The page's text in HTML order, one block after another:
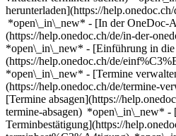
herunterladen](https://
*open\_in\_new* - [In der OneDoc-
(https://help.onedoc.ch/de/in-der-
*open\_in\_new* - [Einführung in
(https://help.onedoc.ch/de/
*open\_in\_new* - [Termine verwalten](https://help.onedoc.ch/de/termine-verwalten) *open\_in\_new* - [Termine absagen](https://help.onedoc.ch/de/online-gebuchte-termine-absagen) *open\_in\_new* - [Ich erhalte keine Terminbestätigung](https://help.onedoc.ch/de/ich-erhalte-keine-terminbest%C3%A4tigung) *open\_in\_new* [Alle unsere Artikel anzeigen *open\_in\_new*](https://help.onedoc.ch/de/) close ## Ihre Suche bearbeiten ![Haus mit Pluszeichen, das anzeigt, dass eine Konsultation vor Ort möglich ist](https://www.onedoc.ch/assets/images/icons/on-site.svg) Vor Ort ![Kamera mit Play-Symbol, die anzeigt, dass eine Konsultation per Video aus der Ferne möglich ist](https://www.onedoc.ch/assets/images/icons/remote.svg) Virtuell Suche #### Fachrichtung #### Gesundheitsfachperson #### Einrichtung edit Reiseberatung in Liestal tune Filter Neue Patienten*keyboard\_arrow\_down* - Zugelassen*check\_circle* Gesprochene Sprachen*keyboard\_arrow\_down* - Albanisch*check\_circle* - Deutsch*check\_circle* - Englisch*check\_circle* - Französisch*check\_circle* - Italienisch*check\_circle* - Portugiesisch*check\_circle* - Russisch*check\_circle* - Spanisch*check\_circle* - Tamil*check\_circle* - Türkisch*check\_circle* Geschlecht*keyboard\_arrow\_down* - Weiblich*check\_circle* - Männlich*check\_circle* Netzwerk*keyboard\_arrow\_down* - HAV Angenstein*check\_circle* - Medbase*check\_circle* Verfügbarkeit*keyboard\_arrow\_down* - Heute*check\_circle* - In den nächsten 3 Tagen*check\_circle* - In den nächsten 7 Tagen*check\_circle* - In den nächsten 14 Tagen*check\_circle* # __Reiseberatung__ in __Liestal__: Buchen Sie heute Ihren Termin online ## 8 Ergebnisse in Liestal [![Dr. Gözde Polat, Fachärztin für Allgemeine Innere Medizin in Liestal](https://assets.onedoc.ch/images/users/7b8e9f71a4d3c6af6314d8fd139fd35c71b13e632733cb8adae19bc2ee03353c-small.jpg "Dr. Gözde Polat, Fachärztin für Allgemeine Innere Medizin in Liestal")](https://www.onedoc.ch/de/facharztin-fur-allgemeine-innere-medizin/liestal/pcszr/dr-gozde-polat) ### [Dr. Gözde Polat](https://www.onedoc.ch/de/facharztin-fur-allgemeine-innere-medizin/liestal/pcszr/dr-gozde-polat) [Fachärztin für Allgemeine Innere Medizin](https://www.onedoc.ch/de/facharzt-fur-allgemeine-innere-medizin/liestal) [Ärztezentrum Liestal](https://www.onedoc.ch/de/medizinische-praxis/liestal/ebao1/arztezentrum-liestal) Arisdörferstrasse 8 4410 Liestal ![Dr. Gözde Polat ist bei HAV Angenstein angeschlossen](https://assets.onedoc.ch/images/networks/logos/55b0ec631457079ab70e956eb6b896034de2975044669e776e57127bb3515cd1-small.png) ![Patient mit Pluszeichen, der anzeigt, dass neue Patienten angenommen werden](https://www.onedoc.ch/assets/images/icons/new-patients.svg)Akzeptiert neue Patienten [Termin buchen](https://www.onedoc.ch/de/facharztin-fur-allgemeine-innere-medizin/liestal/pcszr/dr-gozde-polat) Expertisen: Reiseberatung, [Grippe | Influenza | Grippesymptome | Schnupfen](https://www.onedoc.ch/de/grippe-influenza-grippesymptome-schnupfen/liestal), [Verkehrsmedizinische Kontrolluntersuchung STUFE 1](https://www.onedoc.ch/de/verkehrsmedizinische-kontrolluntersuchung-stufe-1/liestal), [Ozontherapie](https://www.onedoc.ch/de/ozontherapie/liestal), [Langzeit COVID](https://www.onedoc.ch/de/langzeit-covid/liestal), [Impfberatung](https://www.onedoc.ch/de/impfberatung/liestal), [Lyme-Krankheit | Lyme-Borreliose](https://www.onedoc.ch/de/lyme-krankheit-lyme-borreliose/liestal)Mehr anzeigen *chevron\_left* Mo. 03 Aug. *chevron\_right* Mehr Termine anzeigen *error\_outline* Beim Laden der Verfügbarkeiten ist ein Fehler aufgetreten [Erneut versuchen](https://www.onedoc.ch) Expertisen: Reiseberatung, [Grippe | Influenza | Grippesymptome | Schnupfen](https://www.onedoc.ch/de/grippe-influenza-grippesymptome-schnupfen/liestal), [Verkehrsmedizinische Kontrolluntersuchung STUFE 1](https://www.onedoc.ch/de/verkehrsmedizinische-kontrolluntersuchung-stufe-1/liestal), [Ozontherapie](https://www.onedoc.ch/de/ozontherapie/liestal), [Langzeit COVID](https://www.onedoc.ch/de/langzeit-covid/liestal), [Impfberatung](https://www.onedoc.ch/de/impfberatung/liestal), [Lyme-Krankheit | Lyme-Borreliose](https://www.onedoc.ch/de/lyme-krankheit-lyme-borreliose/liestal)Mehr anzeigen [![Dr. med. Kateryna Alt-Pershyna, Fachärztin für Allgemeine Innere Medizin in Liestal](https://assets.onedoc.ch/images/users/8794484015a04fa39368d10b68a5580ce3c7e1e239d98bf62041ba8e13e44825-small.jpg "Dr. med. Kateryna Alt-Pershyna, Fachärztin für Allgemeine Innere Medizin in Liestal")](https://www.onedoc.ch/de/facharztin-fur-allgemeine-innere-medizin/liestal/pcsee/dr-med-kateryna-alt-pershyna) ### [Dr. med. Kateryna Alt-Pershyna](https://www.onedoc.ch/de/facharztin-fur-allgemeine-innere-medizin/liestal/pcsee/dr-med-kateryna-alt-pershyna) [Fachärztin für Allgemeine Innere Medizin](https://www.onedoc.ch/de/facharzt-fur-allgemeine-innere-medizin/liestal) [Ärztezentrum Liestal](https://www.onedoc.ch/de/medizinische-praxis/liestal/ebao1/arztezentrum-liestal) Arisdörferstrasse 8 4410 Liestal ![Patient mit Pluszeichen, der anzeigt, dass neue Patienten angenommen werden](https://www.onedoc.ch/assets/images/icons/new-patients.svg)Akzeptiert neue Patienten [Termin buchen](https://www.onedoc.ch/de/facharztin-fur-allgemeine-innere-medizin/liestal/pcsee/dr-med-kateryna-alt-pershyna) Expertisen: Reiseberatung, [Impfberatung](https://www.onedoc.ch/de/impfberatung/liestal)Mehr anzeigen *chevron\_left* Mo. 03 Aug. *chevron\_right* Mehr Termine anzeigen *error\_outline* Beim Laden der Verfügbarkeiten ist ein Fehler aufgetreten [Erneut versuchen](https://www.onedoc.ch) Expertisen: Reiseberatung, [Impfberatung](https://www.onedoc.ch/de/impfberatung/liestal)Mehr anzeigen [![Dr. med. Jürg Vogt, Facharzt für Allgemeine Innere Medizin in Liestal](https://assets.onedoc.ch/images/users/a5b3f20c85e6811729470e220a8d8af750e5193e72338860f3dfa2a8263a5743-small.jpg "Dr. med. Jürg Vogt, Facharzt für Allgemeine Innere Medizin in Liestal")](https://www.onedoc.ch/de/facharzt-fur-allgemeine-innere-medizin/liestal/pcnst/dr-med-jurg-vogt) ### [Dr. med. Jürg Vogt](https://www.onedoc.ch/de/facharzt-fur-allgemeine-innere-medizin/liestal/pcnst/dr-med-jurg-vogt) ![Abzeichen, das ein verifiziertes Profil kennzeichnet](https://www.onedoc.ch/assets/images/icons/checkmark.svg) [Facharzt für Allgemeine Innere Medizin](https://www.onedoc.ch/de/facharzt-fur-allgemeine-innere-medizin/liestal) [Praxis Gartenstrasse](https://www.onedoc.ch/de/gruppenpraxis/liestal/e8mv/praxis-gartenstrasse) Gartenstrasse 8 4410 Liestal ![Patient mit Pluszeichen, der anzeigt, dass neue Patienten angenommen werden](https://www.onedoc.ch/assets/images/icons/new-patients.svg)Akzeptiert neue Patienten [Termin buchen](https://www.onedoc.ch/de/facharzt-fur-allgemeine-innere-medizin/liestal/pcnst/dr-med-jurg-vogt) Expertisen: Reiseberatung, [Verkehrsmedizinische Kontrolluntersuchung STUFE 1](https://www.onedoc.ch/de/verkehrsmedizinische-kontrolluntersuchung-stufe-1/liestal), [Verkehrsmedizinische Kontrolluntersuchung STUFE 2](https://www.onedoc.ch/de/verkehrsmedizinische-kontrolluntersuchung-stufe-2/liestal), [Vorsorgeuntersuchung | Check up](https://www.onedoc.ch/de/vorsorgeuntersuchung-check-up/liestal)Mehr anzeigen *chevron\_left* Mo. 03 Aug. *chevron\_right* Mehr Termine anzeigen *error\_outline* Beim Laden der Verfügbarkeiten ist ein Fehler aufgetreten [Erneut versuchen](https://www.onedoc.ch) Expertisen: Reiseberatung, [Verkehrsmedizinische Kontrolluntersuchung STUFE 1](https://www.onedoc.ch/de/verkehrsmedizinische-kontrolluntersuchung-stufe-1/liestal), [Verkehrsmedizinische Kontrolluntersuchung STUFE 2](https://www.onedoc.ch/de/verkehrsmedizinische-kontrolluntersuchung-stufe-2/liestal), [Vorsorgeuntersuchung | Check up](https://www.onedoc.ch/de/vorsorgeuntersuchung-check-up/liestal)Mehr anzeigen [![Frau Santhana Thamboo, Assistenzärztin Allgemeine Innere Medizin in Liestal](https://assets.onedoc.ch/images/users/3b73abed2aa50a1d6d43e75fc7b4ed3d74ede7657272e63ac83889b9b0034bed-small.png "Frau Santhana Thamboo, Assistenzärztin Allgemeine Innere Medizin in Liestal")](https://www.onedoc.ch/de/facharztin-fur-allgemeine-innere-medizin/liestal/pc19s/santhana-thamboo) ### [Frau Santhana Thamboo](https://www.onedoc.ch/de/facharztin-fur-allgemeine-innere-medizin/liestal/pc19s/santhana-thamboo) ![Abzeichen, das ein verifiziertes Profil kennzeichnet](https://www.onedoc.ch/assets/images/icons/checkmark.svg) [Assistenzärztin Allgemeine Innere Medizin](https://www.onedoc.ch/de/facharzt-fur-allgemeine-innere-medizin/liestal) [Praxis Gartenstrasse](https://www.onedoc.ch/de/gruppenpraxis/liestal/e8mv/praxis-gartenstrasse) Gartenstrasse 8 4410 Liestal ![Patient mit Pluszeichen, der anzeigt, dass neue Patienten angenommen werden](https://www.onedoc.ch/assets/images/icons/new-patients.svg)Akzeptiert neue Patienten [Termin buchen](https://www.onedoc.ch/de/facharztin-fur-allgemeine-innere-medizin/liestal/pc19s/santhana-thamboo) Expertisen: Reiseberatung,